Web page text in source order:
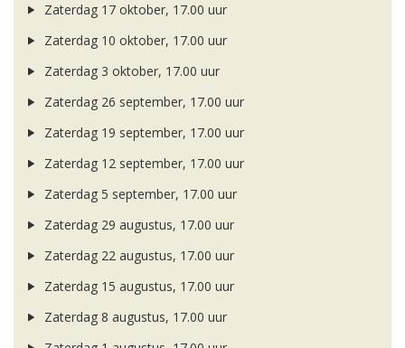
Zaterdag 17 oktober, 17.00 uur
Zaterdag 10 oktober, 17.00 uur
Zaterdag 3 oktober, 17.00 uur
Zaterdag 26 september, 17.00 uur
Zaterdag 19 september, 17.00 uur
Zaterdag 12 september, 17.00 uur
Zaterdag 5 september, 17.00 uur
Zaterdag 29 augustus, 17.00 uur
Zaterdag 22 augustus, 17.00 uur
Zaterdag 15 augustus, 17.00 uur
Zaterdag 8 augustus, 17.00 uur